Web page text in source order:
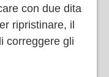
con due dita
ripristinare, il
correggere gli